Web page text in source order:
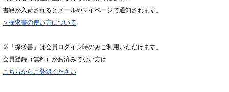
書籍が入荷されるとメールやマイページで通知されます。
＞探求書の使い方について
※「探求書」は会員ログイン時のみご利用いただけます。
会員登録（無料）がお済みでない方は
こちらからご登録ください